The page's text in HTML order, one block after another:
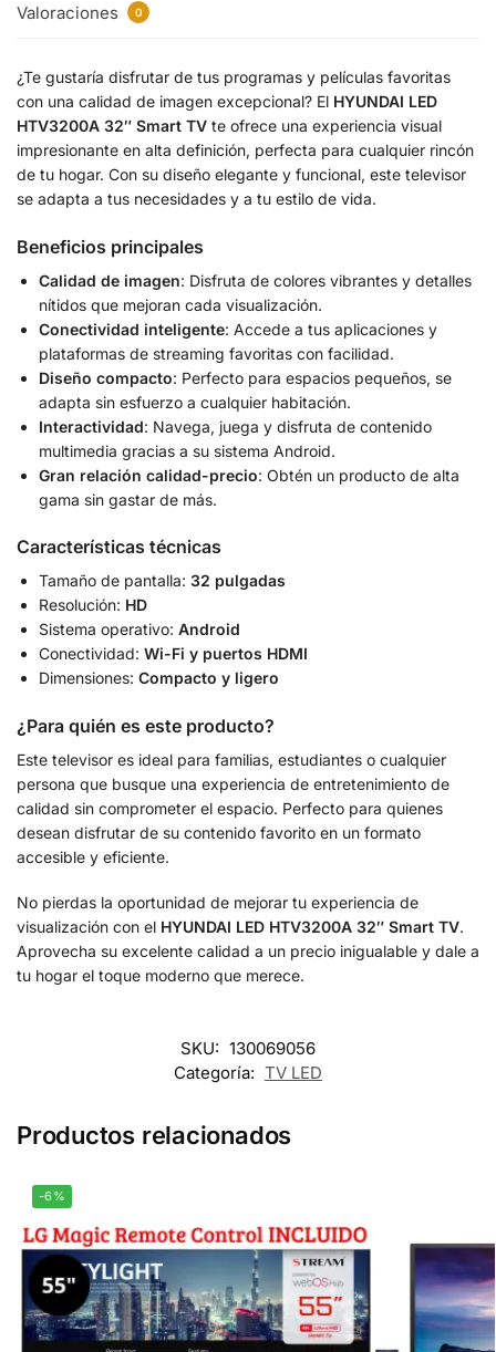
Valoraciones 0
¿Te gustaría disfrutar de tus programas y películas favoritas
con una calidad de imagen excepcional? El HYUNDAI LED
HTV3200A 32″ Smart TV te ofrece una experiencia visual
impresionante en alta definición, perfecta para cualquier rincón
de tu hogar. Con su diseño elegante y funcional, este televisor
se adapta a tus necesidades y a tu estilo de vida.
Beneficios principales
Calidad de imagen: Disfruta de colores vibrantes y detalles
nítidos que mejoran cada visualización.
Conectividad inteligente: Accede a tus aplicaciones y
plataformas de streaming favoritas con facilidad.
Diseño compacto: Perfecto para espacios pequeños, se
adapta sin esfuerzo a cualquier habitación.
Interactividad: Navega, juega y disfruta de contenido
multimedia gracias a su sistema Android.
Gran relación calidad-precio: Obtén un producto de alta
gama sin gastar de más.
Características técnicas
Tamaño de pantalla: 32 pulgadas
Resolución: HD
Sistema operativo: Android
Conectividad: Wi-Fi y puertos HDMI
Dimensiones: Compacto y ligero
¿Para quién es este producto?
Este televisor es ideal para familias, estudiantes o cualquier
persona que busque una experiencia de entretenimiento de
calidad sin comprometer el espacio. Perfecto para quienes
desean disfrutar de su contenido favorito en un formato
accesible y eficiente.
No pierdas la oportunidad de mejorar tu experiencia de
visualización con el HYUNDAI LED HTV3200A 32″ Smart TV.
Aprovecha su excelente calidad a un precio inigualable y dale a
tu hogar el toque moderno que merece.
SKU: 130069056
Categoría: TV LED
Productos relacionados
-6%